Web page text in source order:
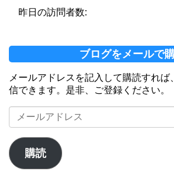
昨日の訪問者数:
ブログをメールで
メールアドレスを記入して購読すれば
信できます。是非、ご登録ください。
メ
ー
ア
ド
購読